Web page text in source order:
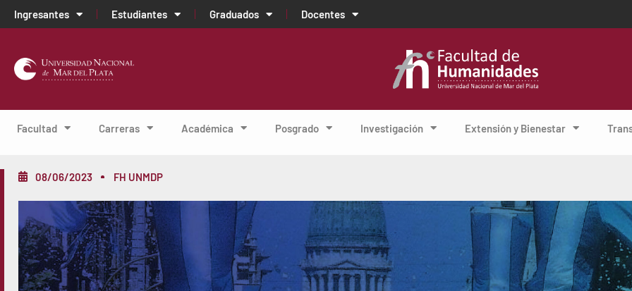
Ingresantes Estudiantes Graduados Docentes
Facultad Carreras Académica Posgrado Investigación Extensión y Bienestar
08/06/2023 FH UNMDP